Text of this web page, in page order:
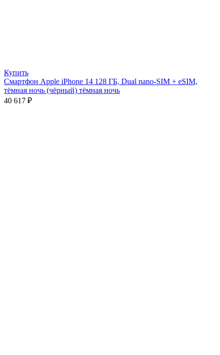
Купить
Смартфон Apple iPhone 14 128 ГБ, Dual nano-SIM + eSIM,
тёмная ночь (чёрный) тёмная ночь
40 617 ₽